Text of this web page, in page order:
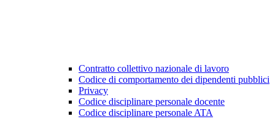
Contratto collettivo nazionale di lavoro
Codice di comportamento dei dipendenti pubblici
Privacy
Codice disciplinare personale docente
Codice disciplinare personale ATA